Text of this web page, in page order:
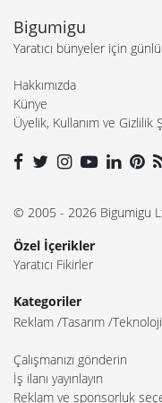
Bigumigu
Yaratıcı bünyeler için
Hakkımızda
Künye
Üyelik, Kullanım ve Gizlilik
© 2005 - 2026 Bigumigu
Özel İçerikler
Yaratıcı Fikirler
Kategoriler
Reklam Tasarım Teknoloji
Çalışmanızı gönderin
İş ilanı yayınlayın
Reklam ve sponsorluk